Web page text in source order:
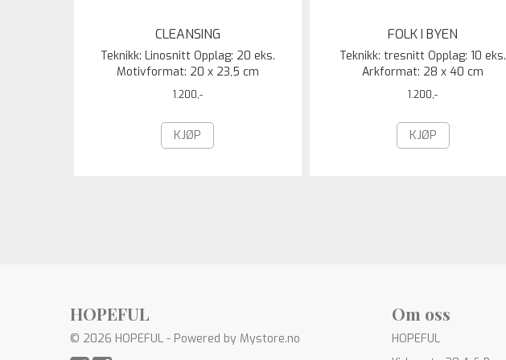
CLEANSING
Teknikk: Linosnitt Opplag: 20 eks.
Motivformat: 20 x 23,5 cm
1.200,-
KJØP
FOLK I BYEN
Teknikk: tresnitt Opplag: 10 eks.
Arkformat: 28 x 40 cm
1.200,-
KJØP
HOPEFUL
© 2026 HOPEFUL - Powered by Mystore.no
Om oss
HOPEFUL